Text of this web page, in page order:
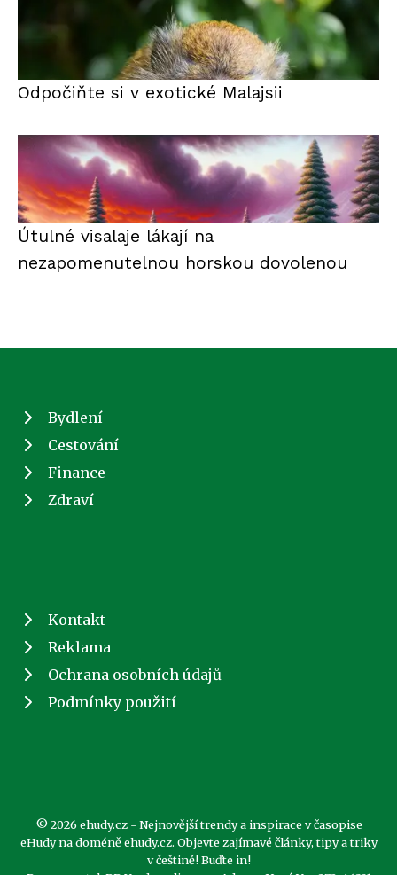
Odpočiňte si v exotické Malajsii
Útulné visalaje lákají na
nezapomenutelnou horskou dovolenou
Bydlení
Cestování
Finance
Zdraví
Kontakt
Reklama
Ochrana osobních údajů
Podmínky použití
© 2026 ehudy.cz - Nejnovější trendy a inspirace v časopise
eHudy na doméně ehudy.cz. Objevte zajímavé články, tipy a triky
v češtině! Buďte in!